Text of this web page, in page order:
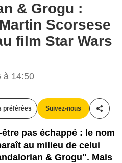
& Grogu :
Scorsese
film Star Wars
à 14:50
préférées Suivez-nous
pas échappé : le nom
au milieu de celui
& Grogu". Mais